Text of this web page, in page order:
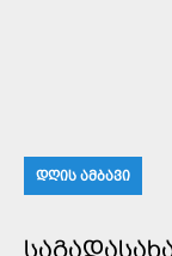
ᲓᲦᲘᲡ ᲐᲛᲑᲐᲕᲘ